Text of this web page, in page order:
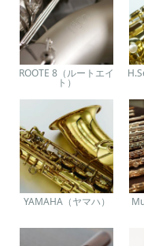
ROOTE 8（ルートエイ
ト）
YAMAHA（ヤマハ）